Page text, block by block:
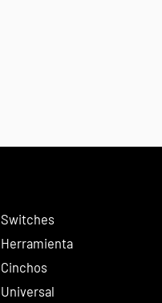
Switches
Herramienta
Cinchos
Universal